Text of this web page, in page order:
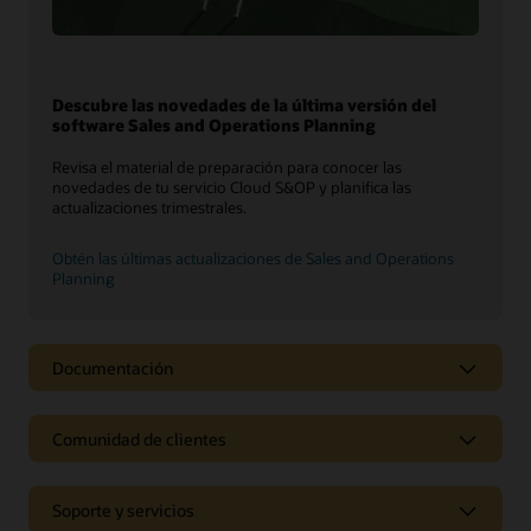
Descubre las novedades de la última versión del
software Sales and Operations Planning
Revisa el material de preparación para conocer las
novedades de tu servicio Cloud S&OP y planifica las
actualizaciones trimestrales.
Obtén las últimas actualizaciones de Sales and Operations
Planning
Documentación
Comunidad de clientes
Soporte y servicios